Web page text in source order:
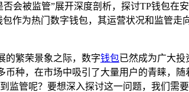
否会被监管”展开深度剖析，探讨TP钱包在
作为热门数字钱包，其运营状况和监管
的繁荣景象之际，数字钱包已然成为广大投
种，在市场中吸引了大量用户的青睐，
监管呢？要想深入探讨这一问题，我们